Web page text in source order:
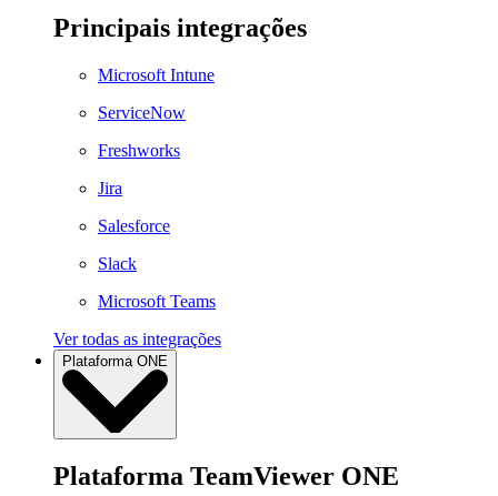
Principais integrações
Microsoft Intune
ServiceNow
Freshworks
Jira
Salesforce
Slack
Microsoft Teams
Ver todas as integrações
Plataforma ONE
Plataforma TeamViewer ONE